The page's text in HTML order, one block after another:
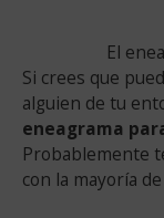
El
Si crees que
alguien de tu
eneagrama
Probablemente
con la mayoría